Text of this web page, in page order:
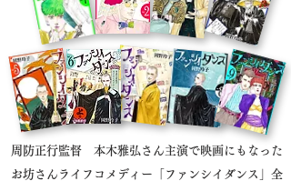
周防正行監督 本木雅弘さん主演で映画にもなった
お坊さんライフコメディー「ファンシイダンス」全